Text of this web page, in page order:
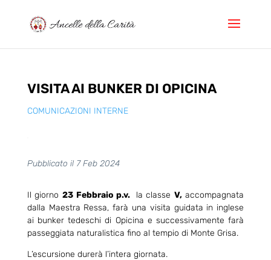
VISITA AI BUNKER DI OPICINA
COMUNICAZIONI INTERNE
Pubblicato il 7 Feb 2024
Il giorno 23 Febbraio p.v. la classe V,accompagnata
dalla Maestra Ressa, farà una visita guidata in inglese
ai bunker tedeschi di Opicina e successivamente farà
passeggiata naturalistica fino al tempio di Monte Grisa.
L’escursione durerà l’intera giornata.